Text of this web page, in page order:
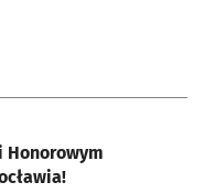
Honorowym